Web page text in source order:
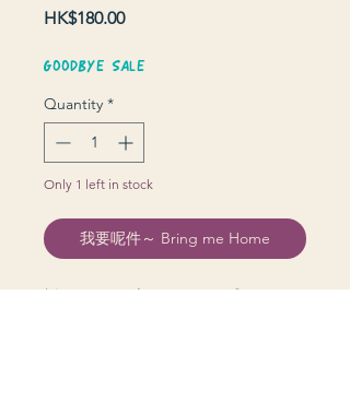
HK$180.00Price
GOODBYE SALE
Quantity *
Only 1 left in stock
我要呢件～ Bring me Home
衫長 86 cm | 上圍 132 cm | 膊 56 cm |